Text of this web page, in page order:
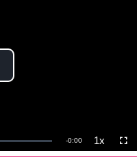
Remaining
-0:00 1xPlayback
Rate